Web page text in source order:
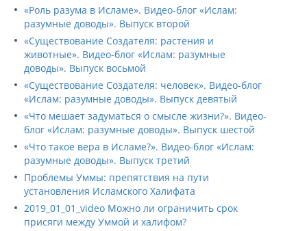
«Роль разума в Исламе». Видео-блог «Ислам:
разумные доводы». Выпуск второй
«Существование Создателя: растения и
животные». Видео-блог «Ислам: разумные
доводы». Выпуск восьмой
«Существование Создателя: человек». Видео-блог
«Ислам: разумные доводы». Выпуск девятый
«Что мешает задуматься о смысле жизни?». Видео-
блог «Ислам: разумные доводы». Выпуск шестой
«Что такое вера в Исламе?». Видео-блог «Ислам:
разумные доводы». Выпуск третий
Проблемы Уммы: препятствия на пути
установления Исламского Халифата
2019_01_01_video Можно ли ограничить срок
присяги между Уммой и халифом?